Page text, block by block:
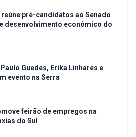
reúne pré-candidatos ao Senado
desenvolvimento econômico do
Paulo Guedes, Erika Linhares e
evento na Serra
feirão de empregos na
do Sul